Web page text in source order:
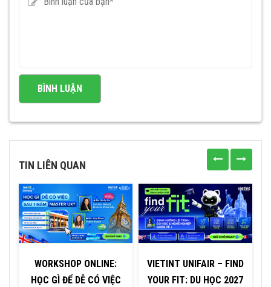
TIN LIÊN QUAN
WORKSHOP ONLINE:
HỌC GÌ ĐỂ DỄ CÓ VIỆC
VIETINT UNIFAIR – FIND
YOUR FIT: DU HỌC 2027